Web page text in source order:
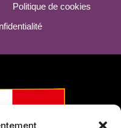
Politique de cookies